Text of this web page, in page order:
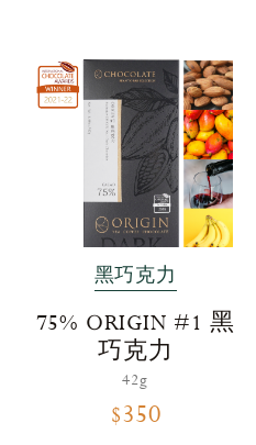
黑巧克力
75% ORIGIN #1 黑
巧克力
42g
$350